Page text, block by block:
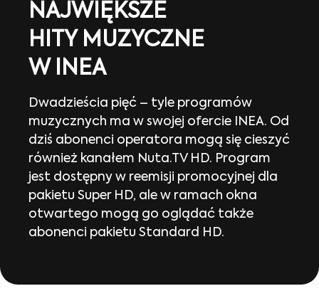
NAJWIĘKSZE
HITY MUZYCZNE
W INEA
Dwadzieścia pięć – tyle programów
muzycznych ma w swojej ofercie INEA. Od
dziś abonenci operatora mogą się cieszyć
również kanałem Nuta.TV HD. Program
jest dostępny w reemisji promocyjnej dla
pakietu Super HD, ale w ramach okna
otwartego mogą go oglądać także
abonenci pakietu Standard HD.